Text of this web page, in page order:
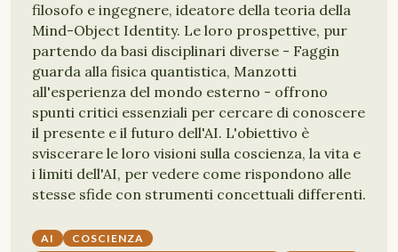
filosofo e ingegnere, ideatore della teoria della
Mind-Object Identity. Le loro prospettive, pur
partendo da basi disciplinari diverse - Faggin
guarda alla fisica quantistica, Manzotti
all'esperienza del mondo esterno - offrono
spunti critici essenziali per cercare di conoscere
il presente e il futuro dell'AI. L'obiettivo è
sviscerare le loro visioni sulla coscienza, la vita e
i limiti dell'AI, per vedere come rispondono alle
stesse sfide con strumenti concettuali differenti.
AI
COSCIENZA